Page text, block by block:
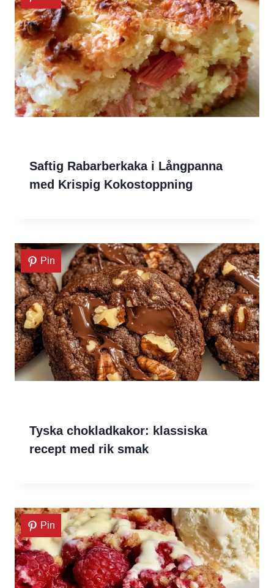
Saftig Rabarberkaka i Långpanna
med Krispig Kokostoppning
Pin
Tyska chokladkakor: klassiska
recept med rik smak
Pin